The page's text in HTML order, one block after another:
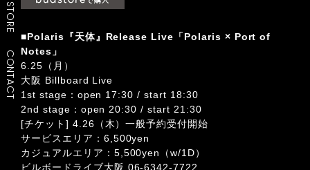
STORE
CONTACT
■Polaris『天体』Release Live「Polaris × Port of
Notes」
6.25（月）
大阪 Billboard Live
1st stage：open 17:30 / start 18:30
2nd stage：open 20:30 / start 21:30
[チケット] 4.26（木）一般予約受付開始
サービスエリア：6,500yen
カジュアルエリア：5,500yen（w/1D）
ビルボードライブ大阪 06-6342-7722